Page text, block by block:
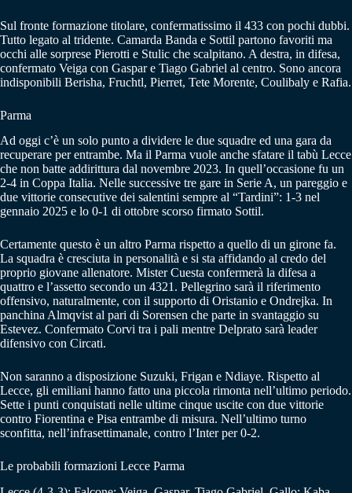
Sul fronte formazione titolare, confermatissimo il 433 con pochi dubbi.
Tutto legato al tridente. Camarda Banda e Sottil partono favoriti ma
occhi alle sorprese Pierotti e Stulic che scalpitano. A destra, in difesa,
confermato Veiga con Gaspar e Tiago Gabriel al centro. Sono ancora
indisponibili Berisha, Fruchtl, Pierret, Tete Morente, Coulibaly e Rafia.
Parma
Ad oggi c’è un solo punto a dividere le due squadre ed una gara da
recuperare per entrambe. Ma il Parma vuole anche sfatare il tabù Lecce
che non batte addirittura dal novembre 2023. In quell’occasione fu un
2-4 in Coppa Italia. Nelle successive tre gare in Serie A, un pareggio e
due vittorie consecutive dei salentini sempre al “Tardini”: 1-3 nel
gennaio 2025 e lo 0-1 di ottobre scorso firmato Sottil.
Certamente questo è un altro Parma rispetto a quello di un girone fa.
La squadra è cresciuta in personalità e si sta affidando al credo del
proprio giovane allenatore. Mister Cuesta confermerà la difesa a
quattro e l’assetto secondo un 4321. Pellegrino sarà il riferimento
offensivo, naturalmente, con il supporto di Oristanio e Ondrejka. In
panchina Almqvist al pari di Sorensen che parte in svantaggio su
Estevez. Confermato Corvi tra i pali mentre Delprato sarà leader
difensivo con Circati.
Non saranno a disposizione Suzuki, Frigan e Ndiaye. Rispetto al
Lecce, gli emiliani hanno fatto una piccola rimonta nell’ultimo periodo.
Sette i punti conquistati nelle ultime cinque uscite con due vittorie
contro Fiorentina e Pisa entrambe di misura. Nell’ultimo turno
sconfitta, nell’infrasettimanale, contro l’Inter per 0-2.
Le probabili formazioni Lecce Parma